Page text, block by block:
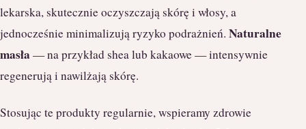
lekarska, skutecznie oczyszczają skórę i włosy, a
jednocześnie minimalizują ryzyko podrażnień. Naturalne
masła — na przykład shea lub kakaowe — intensywnie
regenerują i nawilżają skórę.
Stosując te produkty regularnie, wspieramy zdrowie